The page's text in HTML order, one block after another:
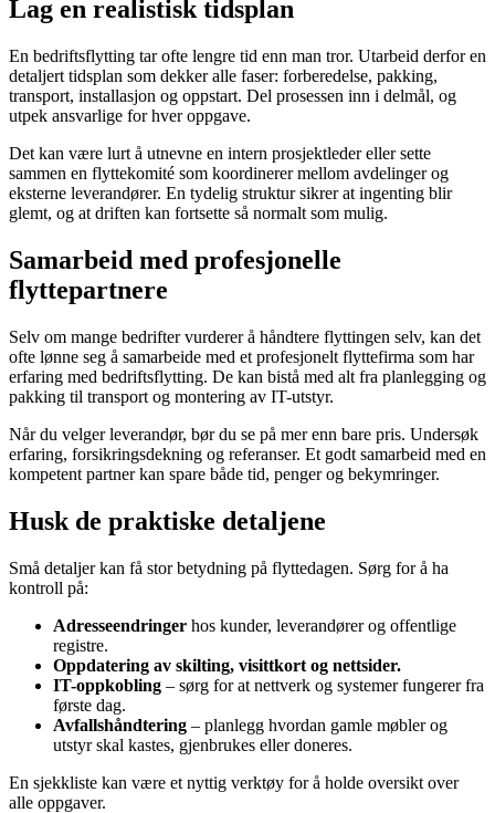
Lag en realistisk tidsplan
En bedriftsflytting tar ofte lengre tid enn man tror. Utarbeid derfor en
detaljert tidsplan som dekker alle faser: forberedelse, pakking,
transport, installasjon og oppstart. Del prosessen inn i delmål, og
utpek ansvarlige for hver oppgave.
Det kan være lurt å utnevne en intern prosjektleder eller sette
sammen en flyttekomité som koordinerer mellom avdelinger og
eksterne leverandører. En tydelig struktur sikrer at ingenting blir
glemt, og at driften kan fortsette så normalt som mulig.
Samarbeid med profesjonelle
flyttepartnere
Selv om mange bedrifter vurderer å håndtere flyttingen selv, kan det
ofte lønne seg å samarbeide med et profesjonelt flyttefirma som har
erfaring med bedriftsflytting. De kan bistå med alt fra planlegging og
pakking til transport og montering av IT-utstyr.
Når du velger leverandør, bør du se på mer enn bare pris. Undersøk
erfaring, forsikringsdekning og referanser. Et godt samarbeid med en
kompetent partner kan spare både tid, penger og bekymringer.
Husk de praktiske detaljene
Små detaljer kan få stor betydning på flyttedagen. Sørg for å ha
kontroll på:
Adresseendringer hos kunder, leverandører og offentlige
registre.
Oppdatering av skilting, visittkort og nettsider.
IT-oppkobling – sørg for at nettverk og systemer fungerer fra
første dag.
Avfallshåndtering – planlegg hvordan gamle møbler og
utstyr skal kastes, gjenbrukes eller doneres.
En sjekkliste kan være et nyttig verktøy for å holde oversikt over
alle oppgaver.